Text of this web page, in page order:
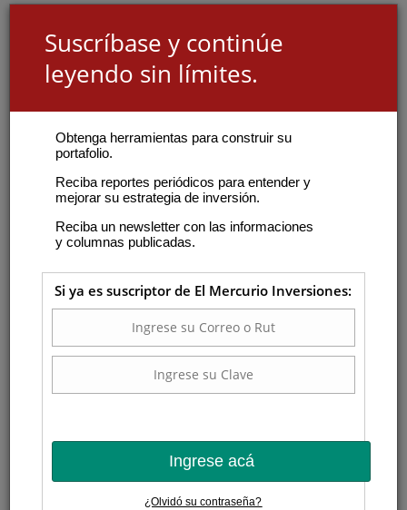
Suscríbase y continúe
leyendo sin límites.
Obtenga herramientas para construir su
portafolio.
Reciba reportes periódicos para entender y
mejorar su estrategia de inversión.
Reciba un newsletter con las informaciones
y columnas publicadas.
Si ya es suscriptor de El Mercurio Inversiones:
Ingrese acá
¿Olvidó su contraseña?